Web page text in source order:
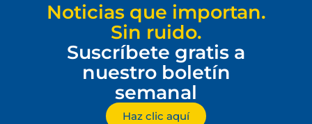
Noticias que importan.
Sin ruido.
Suscríbete gratis a
nuestro boletín
semanal
Haz clic aquí